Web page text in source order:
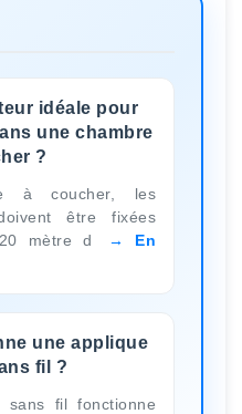
idéale pour
une chambre
?
à coucher, les
être fixées
mètre d
En
une applique
fil ?
sans fil fonctionne